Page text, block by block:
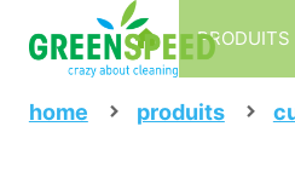
PRODUITS
home produits